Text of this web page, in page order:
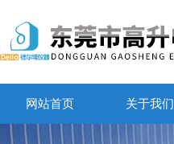
网站首页 关于我们